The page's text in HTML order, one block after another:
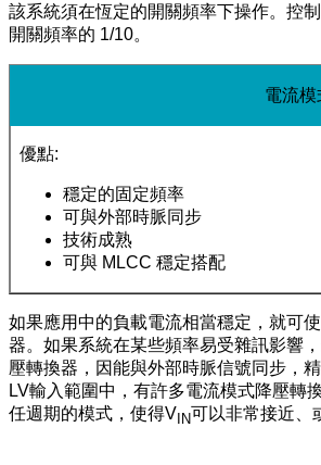
該系統須在恆定的開關頻率下操作。控
開關頻率的 1/10。
電流模
優點:
穩定的固定頻率
可與外部時脈同步
技術成熟
可與 MLCC 穩定搭配
如果應用中的負載電流相當穩定，就可
器。如果系統在某些頻率易受雜訊影響
壓轉換器，因能與外部時脈信號同步，
LV輸入範圍中，有許多電流模式降壓轉
任週期的模式，使得V IN 可以非常接近、